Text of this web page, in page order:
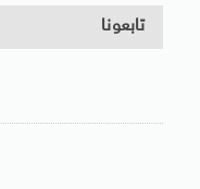
تابعونا